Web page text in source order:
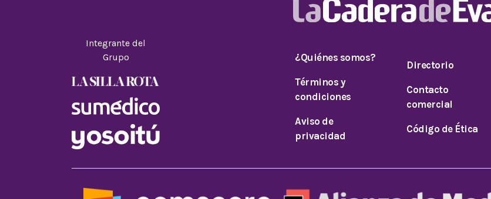
Integrante del
Grupo
¿Quiénes somos?
Términos y
condiciones
Aviso de
privacidad
Directorio
Contacto
comercial
Código de Ética